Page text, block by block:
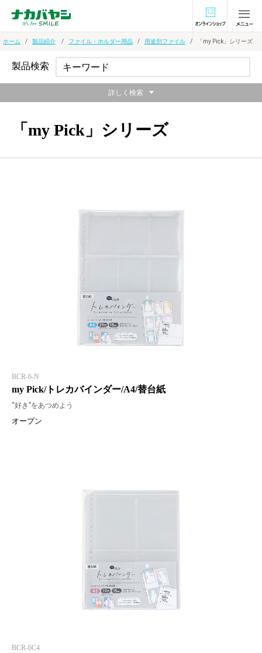
オンラインショ
ホーム 製品紹介 ファイル・ホルダー用品 用途別ファイル 「my Pick」シリーズ
「my Pick」シリーズ
BCR-6-N
my Pick/トレカバインダー/A4/替台紙
“好き”をあつめよう
オープン
BCR-6C4
製品検索
詳しく検索